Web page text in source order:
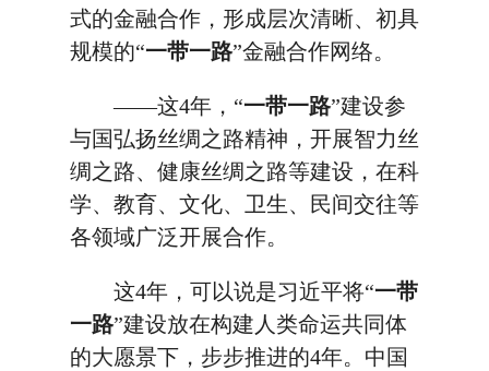
式的金融合作，形成层次清晰、初具
规模的“一带一路”金融合作网络。
——这4年，“一带一路”建设参
与国弘扬丝绸之路精神，开展智力丝
绸之路、健康丝绸之路等建设，在科
学、教育、文化、卫生、民间交往等
各领域广泛开展合作。
这4年，可以说是习近平将“一带
一路”建设放在构建人类命运共同体
的大愿景下，步步推进的4年。中国